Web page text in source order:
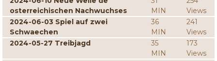
osterreichischen Nachwuchses
MIN
Views
2024-06-03 Spiel auf zwei
Schwaechen
36
MIN
241
Views
2024-05-27 Treibjagd
35
MIN
173
Views